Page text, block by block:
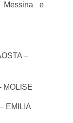
Messina e
–
MOLISE
EMILIA